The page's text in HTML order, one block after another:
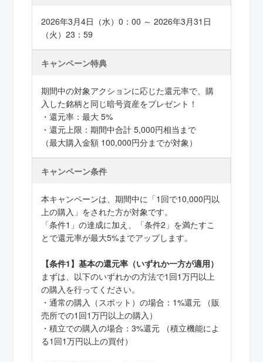
2026年3月4日（水）0：00 ～ 2026年3月31日
（火）23：59
キャンペーン特典
期間中の対象アクションに応じた還元率で、購
入した銘柄と同じ暗号資産をプレゼント！
・還元率：最大 5%
・還元上限：期間中合計 5,000円相当まで
（最大購入金額 100,000円分までが対象）
キャンペーン条件
本キャンペーンは、期間中に「1回で10,000円以
上の購入」をされた方が対象です。
「条件1」の達成に加え、「条件2」を満たすこ
とで還元率が最大5%までアップします。
【条件1】基本の還元率（いずれか一方が適用）
まずは、以下のいずれかの方法で1回1万円以上
の購入を行ってください。
・通常の購入（スポット）の場合：1%還元 （販
売所での1回1万円以上の購入）
・積立での購入の場合：3%還元 （積立機能によ
る1回1万円以上の買付）